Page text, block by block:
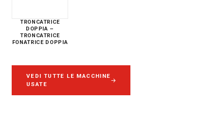
TRONCATRICE
DOPPIA –
TRONCATRICE
FONATRICE DOPPIA
VEDI TUTTE LE MACCHINE
USATE